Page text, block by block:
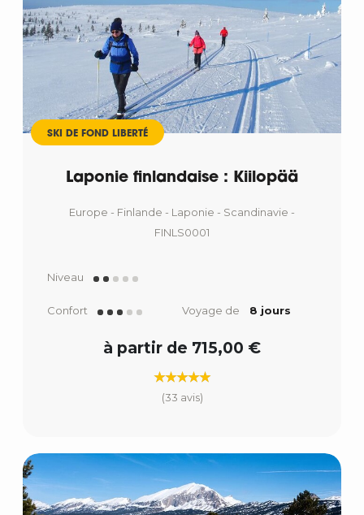
SKI DE FOND LIBERTÉ
Laponie finlandaise : Kiilopää
Europe - Finlande - Laponie - Scandinavie -
FINLS0001
Niveau
Confort Voyage de 8 jours
à partir de 715,00 €
(33 avis)